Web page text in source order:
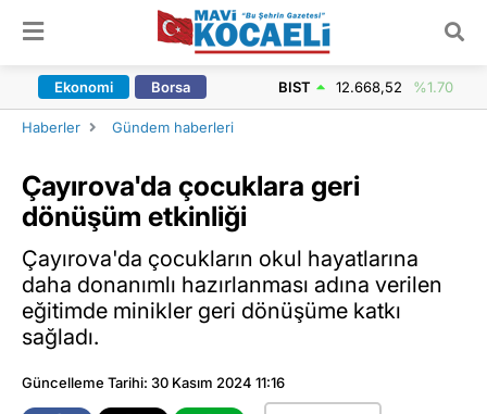
Ekonomi Borsa BIST 12.668,52 %1.70
Haberler Gündem haberleri
Çayırova'da çocuklara geri
dönüşüm etkinliği
Çayırova'da çocukların okul hayatlarına
daha donanımlı hazırlanması adına verilen
eğitimde minikler geri dönüşüme katkı
sağladı.
Güncelleme Tarihi: 30 Kasım 2024 11:16